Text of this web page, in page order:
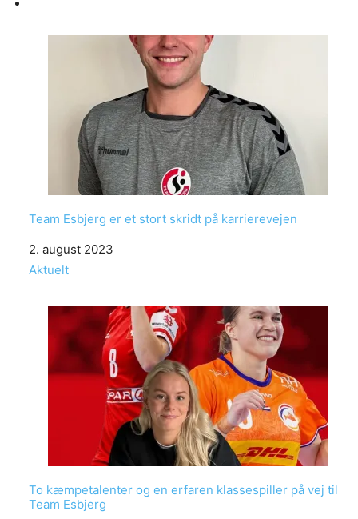
Team Esbjerg er et stort skridt på karrierevejen
Date
2. august 2023
In relation to
Aktuelt
To kæmpetalenter og en erfaren klassespiller på vej til
Team Esbjerg